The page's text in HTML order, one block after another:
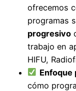
ofrecemos
programas
progresivo
trabajo en
HIFU,
Enfoque
cómo